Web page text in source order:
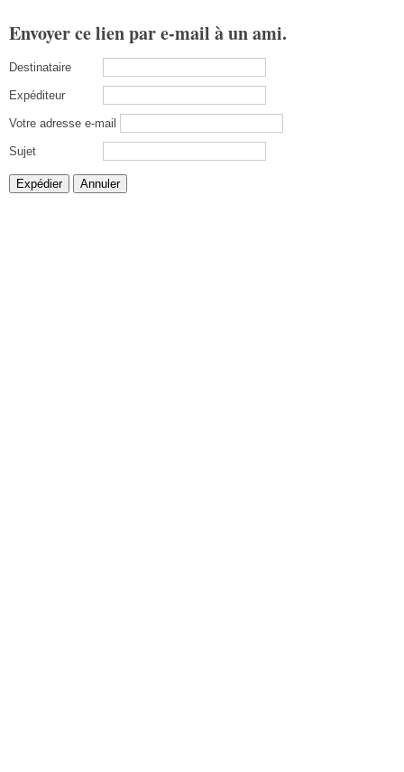
Envoyer ce lien par e-mail à un ami.
Destinataire
Expéditeur
Votre adresse e-mail
Sujet
Expédier Annuler